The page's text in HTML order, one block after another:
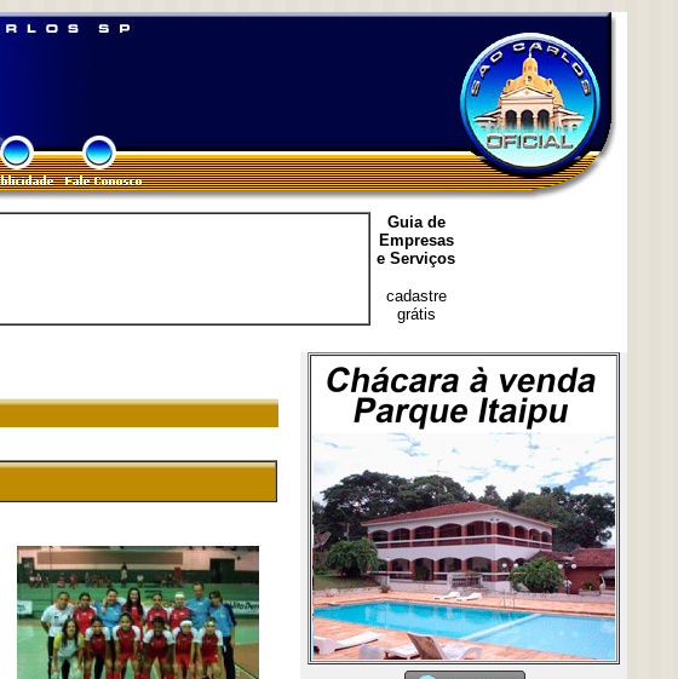
Guia de
Empresas
e Serviços
cadastre
grátis